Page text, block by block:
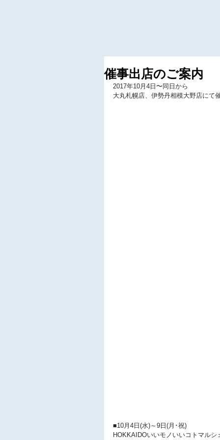
催事出店のご案内
2017年10月4日〜同日から
大丸札幌店、伊勢丹相模大野店にて
■10月4日(水)～9日(月･祝)
HOKKAIDOいいモノいいコトマルシ